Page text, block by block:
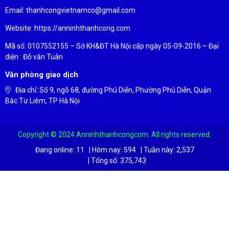
Email: thanhcongvietnamco@gmail.com
Website: https://anninhthanhcong.com
Mã số: 0107552155 – Sở KH&ĐT Hà Nội cấp ngày 05-09-2016 – Đại
diện : Đỗ văn Tuân
Văn phòng giao dịch
Địa chỉ: Số 9, ngõ 68, đường Phú Diễn, Phường Phú Diễn, Quận
Bắc Từ Liêm, TP Hà Nội
Copyright © 2024 Anninhthanhcongcom. All rights reserved.
Đang online: 11 Hôm nay: 594 Tuần này: 2,537
Tổng số: 375,743